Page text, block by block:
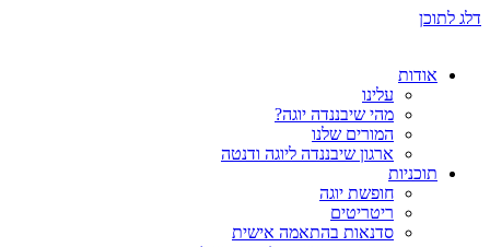
דלג לתוכן
אודות
עלינו
מהי שיבננדה יוגה?
המורים שלנו
ארגון שיבננדה ליוגה ודנטה
תוכניות
חופשת יוגה
ריטריטים
סדנאות בהתאמה אישית